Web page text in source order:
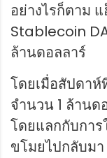
อย่างไรก็ตาม
Stablecoin
ล้านดอลลาร์
โดยเมื่อสัปดาห์
จำนวน 1 ล้านด
โดยแลกกับกา
ขโมยไปกลับมา